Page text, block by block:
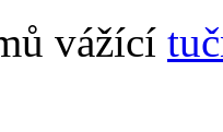
vážící